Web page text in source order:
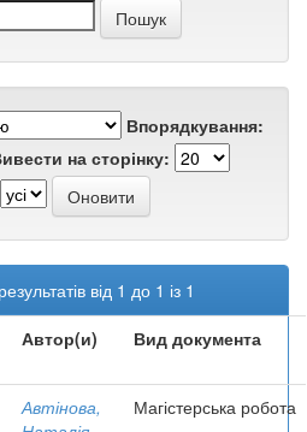
Впорядкування:
на сторінку:
від 1 до 1 із 1
Автор(и) Вид документа
Автінова,
Магістерська робота